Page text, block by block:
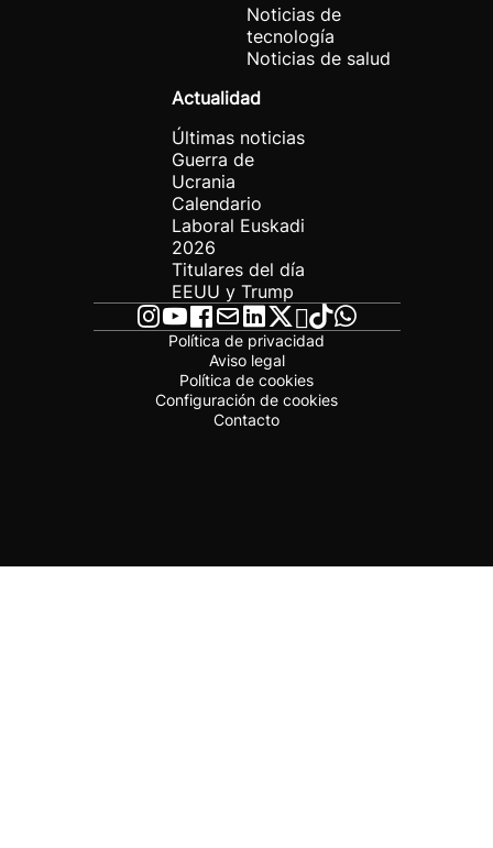
Noticias de
tecnología
Noticias de salud
Actualidad
Últimas noticias
Guerra de
Ucrania
Calendario
Laboral Euskadi
2026
Titulares del día
EEUU y Trump
Política de privacidad
Aviso legal
Política de cookies
Configuración de cookies
Contacto